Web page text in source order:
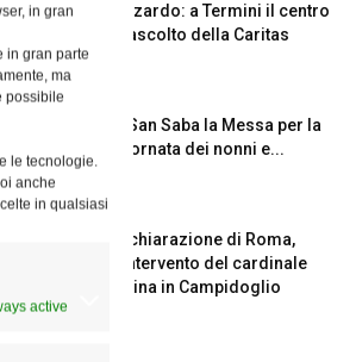
in gran
in gran parte
ma
possibile
le tecnologie.
anche
in qualsiasi
active
Azzardo: a Termini il centro
d’ascolto della Caritas
A San Saba la Messa per la
Giornata dei nonni e...
Dichiarazione di Roma,
l’intervento del cardinale
Reina in Campidoglio